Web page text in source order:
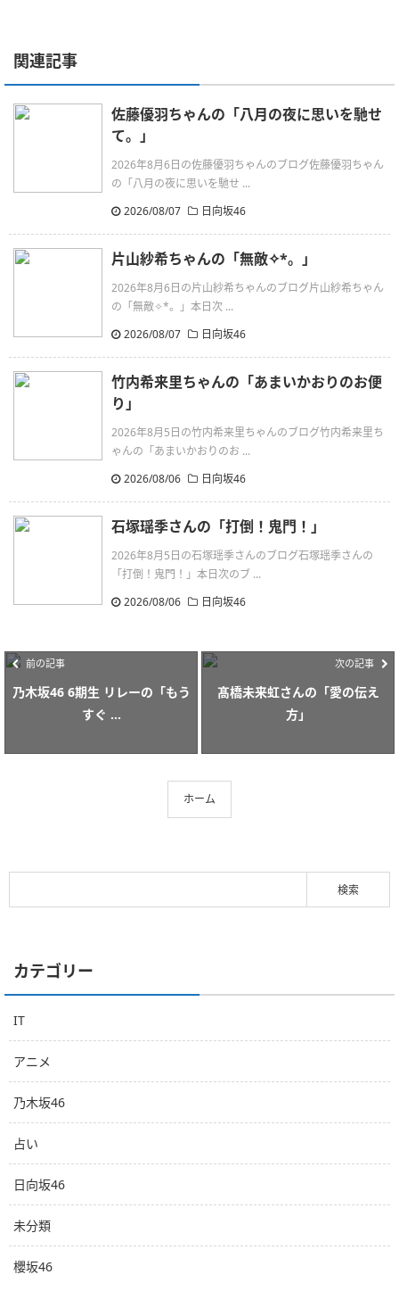
関連記事
佐藤優羽ちゃんの「八月の夜に思いを馳せ
て。」
2026年8月6日の佐藤優羽ちゃんのブログ佐藤優羽ちゃん
の「八月の夜に思いを馳せ ...
2026/08/07
日向坂46
片山紗希ちゃんの「無敵✧︎*。」
2026年8月6日の片山紗希ちゃんのブログ片山紗希ちゃん
の「無敵✧︎*。」本日次 ...
2026/08/07
日向坂46
竹内希来里ちゃんの「あまいかおりのお便
り」
2026年8月5日の竹内希来里ちゃんのブログ竹内希来里ち
ゃんの「あまいかおりのお ...
2026/08/06
日向坂46
石塚瑶季さんの「打倒！鬼門！」
2026年8月5日の石塚瑶季さんのブログ石塚瑶季さんの
「打倒！鬼門！」本日次のブ ...
2026/08/06
日向坂46
前の記事
乃木坂46 6期生 リレーの「もう
すぐ ...
次の記事
髙橋未来虹さんの「愛の伝え
方」
ホーム
カテゴリー
IT
アニメ
乃木坂46
占い
日向坂46
未分類
櫻坂46